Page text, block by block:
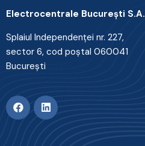
Electrocentrale Bucureşti S.A.
Splaiul Independenţei nr. 227,
sector 6, cod poştal 060041
Bucureşti